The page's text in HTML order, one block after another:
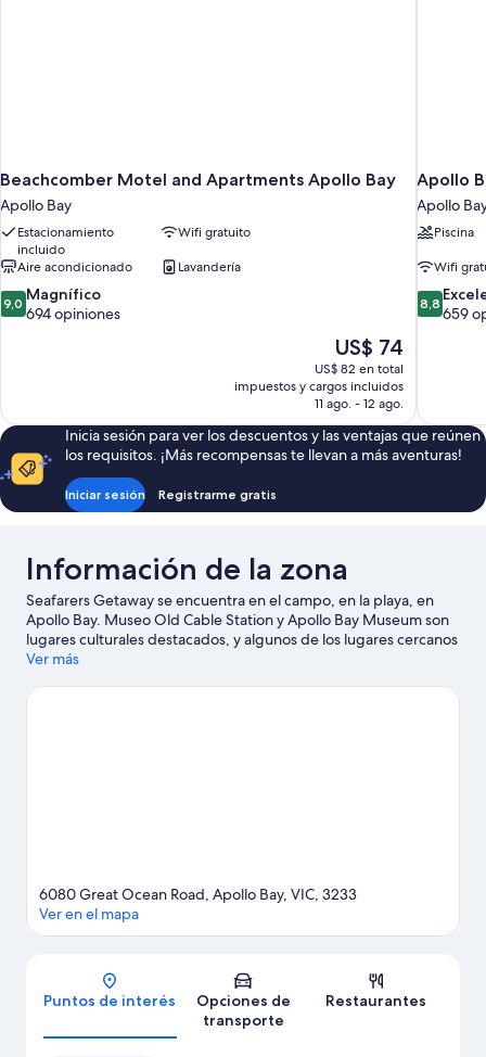
Beachcomber Motel and Apartments Apollo Bay
Apollo Bay
Estacionamiento
incluido
Wifi gratuito
Aire acondicionado
Lavandería
9.0
de
9,0 Magnífico
694 opiniones
El
precio
actual
es
de
US$ 74
US$ 74
US$ 82 en total
impuestos y cargos incluidos
11 ago. - 12 ago.
Apollo
Apollo
Piscina
Wifi
8.8
de
8,8
659
Inicia sesión para ver los descuentos y las ventajas que reúnen
los requisitos. ¡Más recompensas te llevan a más aventuras!
Iniciar sesión Registrarme gratis
Información de la zona
Seafarers Getaway se encuentra en el campo, en la playa, en
Apollo Bay. Museo Old Cable Station y Apollo Bay Museum son
lugares culturales destacados, y algunos de los lugares cercanos
donde se pueden hacer actividades incluyen Carretera costera
También vale la pena conocer Wildlife Wonders y Parque de
Ver más
Mapa
6080 Great Ocean Road, Apollo Bay, VIC, 3233
Ver en el mapa
Puntos de interés
Opciones de
transporte
Restaurantes